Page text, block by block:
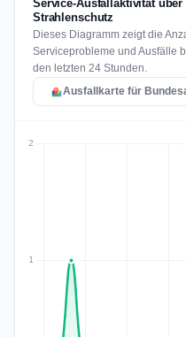
Service-Ausfallaktivität
Strahlenschutz
Dieses Diagramm zeigt die
Serviceprobleme und Ausfälle
den letzten 24 Stunden.
Ausfallkarte für